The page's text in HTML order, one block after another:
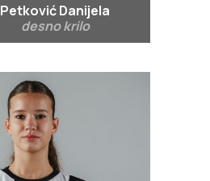
Petković Danijela
desno krilo